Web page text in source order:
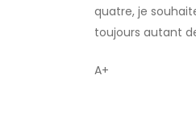
quatre, je
toujours autant
A+